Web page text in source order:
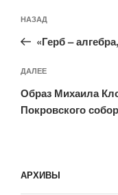
по
записям
Предыдущая
запись:
НАЗАД
«Герб –
Следующая
запись
ДАЛЕЕ
Образ Михаила
Покровского
АРХИВЫ